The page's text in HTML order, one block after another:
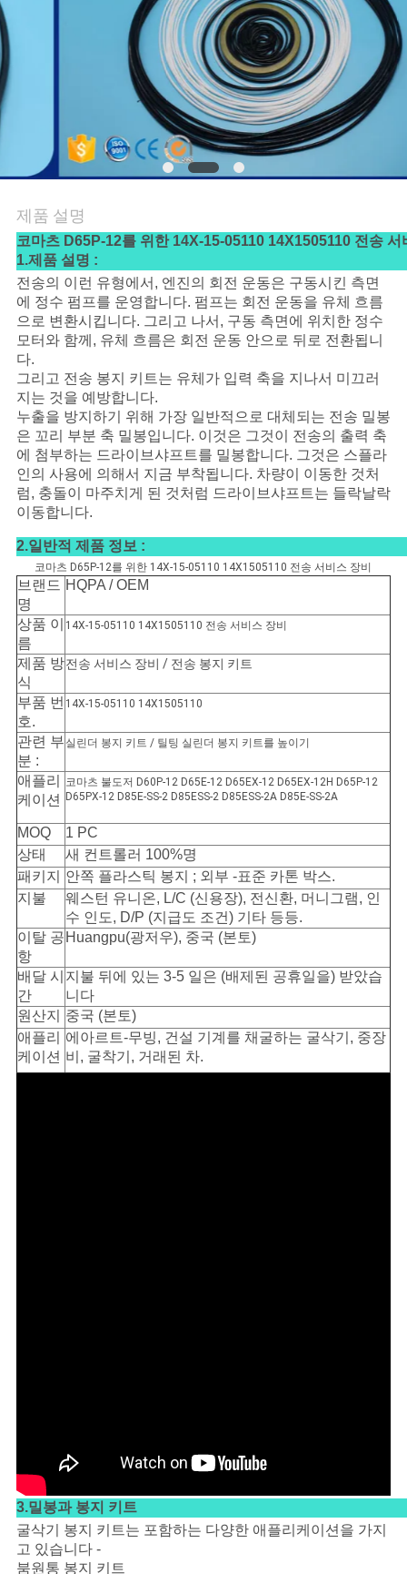
이
트
맵
PRIVACY
POLICY
제품 설명
코마츠 D65P-12를 위한 14X-15-05110 14X1505110 전송 서
1.제품 설명 :
전송의 이런 유형에서, 엔진의 회전 운동은 구동시킨 측면
에 정수 펌프를 운영합니다. 펌프는 회전 운동을 유체 흐름
으로 변환시킵니다. 그리고 나서, 구동 측면에 위치한 정수
모터와 함께, 유체 흐름은 회전 운동 안으로 뒤로 전환됩니
다.
그리고 전송 봉지 키트는 유체가 입력 축을 지나서 미끄러
지는 것을 예방합니다.
누출을 방지하기 위해 가장 일반적으로 대체되는 전송 밀봉
은 꼬리 부분 축 밀봉입니다. 이것은 그것이 전송의 출력 축
에 첨부하는 드라이브샤프트를 밀봉합니다. 그것은 스플라
인의 사용에 의해서 지금 부착됩니다. 차량이 이동한 것처
럼, 충돌이 마주치게 된 것처럼 드라이브샤프트는 들락날락
이동합니다.
2.일반적 제품 정보 :
코마츠 D65P-12를 위한 14X-15-05110 14X1505110 전송 서비스 장비
브랜드
명
HQPA / OEM
상품 이
름
14X-15-05110 14X1505110 전송 서비스 장비
제품 방
식
전송 서비스 장비 / 전송 봉지 키트
부품 번
호.
14X-15-05110 14X1505110
관련 부
분 :
실린더 봉지 키트 / 틸팅 실린더 봉지 키트를 높이기
애플리
케이션
코마츠 불도저 D60P-12 D65E-12 D65EX-12 D65EX-12H D65P-12
D65PX-12 D85E-SS-2 D85ESS-2 D85ESS-2A D85E-SS-2A
MOQ
1 PC
상태
새 컨트롤러 100%명
패키지
안쪽 플라스틱 봉지 ; 외부 -표준 카톤 박스.
지불
웨스턴 유니온, L/C (신용장), 전신환, 머니그램, 인
수 인도, D/P (지급도 조건) 기타 등등.
이탈 공
항
Huangpu(광저우), 중국 (본토)
배달 시
간
지불 뒤에 있는 3-5 일은 (배제된 공휴일을) 받았습
니다
원산지
중국 (본토)
애플리
케이션
에아르트-무빙, 건설 기계를 채굴하는 굴삭기, 중장
비, 굴착기, 거래된 차.
3.밀봉과 봉지 키트
굴삭기 봉지 키트는 포함하는 다양한 애플리케이션을 가지
고 있습니다 -
붐원통 봉지 키트